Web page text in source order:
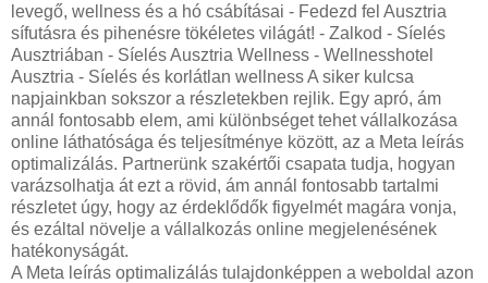
levegő, wellness és a hó csábításai - Fedezd fel Ausztria
sífutásra és pihenésre tökéletes világát! - Zalkod - Síelés
Ausztriában - Síelés Ausztria Wellness - Wellnesshotel
Ausztria - Síelés és korlátlan wellness A siker kulcsa
napjainkban sokszor a részletekben rejlik. Egy apró, ám
annál fontosabb elem, ami különbséget tehet vállalkozása
online láthatósága és teljesítménye között, az a Meta leírás
optimalizálás. Partnerünk szakértői csapata tudja, hogyan
varázsolhatja át ezt a rövid, ám annál fontosabb tartalmi
részletet úgy, hogy az érdeklődők figyelmét magára vonja,
és ezáltal növelje a vállalkozás online megjelenésének
hatékonyságát.
A Meta leírás optimalizálás tulajdonképpen a weboldal azon